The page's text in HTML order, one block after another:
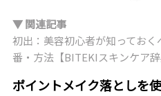
▼ 関連記事
初出：美容初心者が知ってお
番・方法【BITEKIスキンケア辞
ポイントメイク落としを